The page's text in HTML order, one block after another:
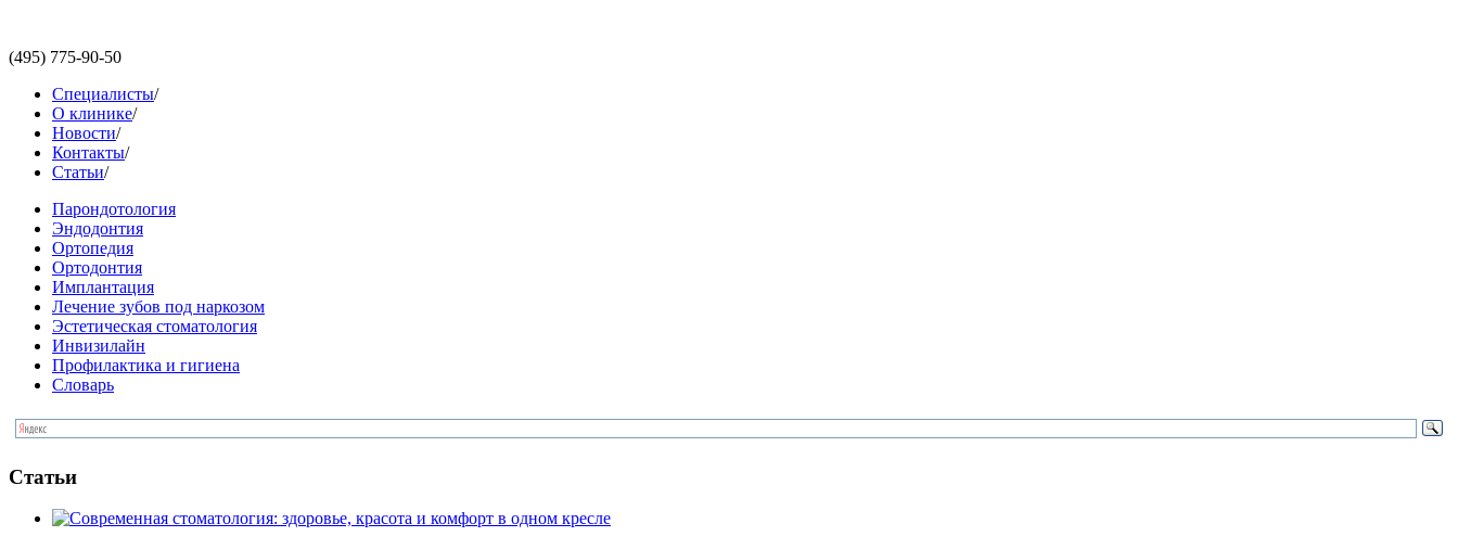
(495) 775-90-50
Специалисты/
О клинике/
Новости/
Контакты/
Статьи/
Парондотология
Эндодонтия
Ортопедия
Ортодонтия
Имплантация
Лечение зубов под наркозом
Эстетическая стоматология
Инвизилайн
Профилактика и гигиена
Словарь
Статьи